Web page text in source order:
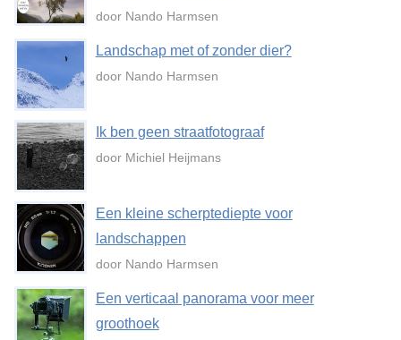
door Nando Harmsen
Landschap met of zonder dier?
door Nando Harmsen
Ik ben geen straatfotograaf
door Michiel Heijmans
Een kleine scherptediepte voor
landschappen
door Nando Harmsen
Een verticaal panorama voor meer
groothoek